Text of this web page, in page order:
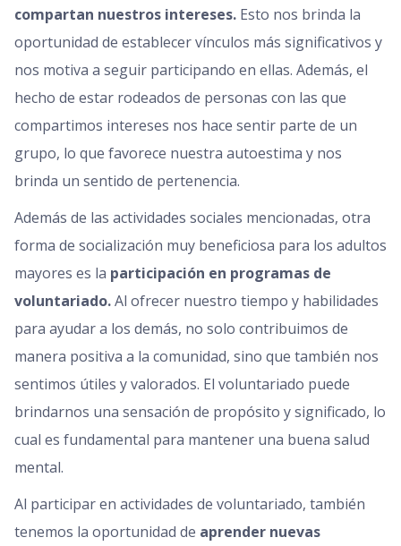
compartan nuestros intereses. Esto nos brinda la
oportunidad de establecer vínculos más significativos y
nos motiva a seguir participando en ellas. Además, el
hecho de estar rodeados de personas con las que
compartimos intereses nos hace sentir parte de un
grupo, lo que favorece nuestra autoestima y nos
brinda un sentido de pertenencia.
Además de las actividades sociales mencionadas, otra
forma de socialización muy beneficiosa para los adultos
mayores es la participación en programas de
voluntariado.Al ofrecer nuestro tiempo y habilidades
para ayudar a los demás, no solo contribuimos de
manera positiva a la comunidad, sino que también nos
sentimos útiles y valorados. El voluntariado puede
brindarnos una sensación de propósito y significado, lo
cual es fundamental para mantener una buena salud
mental.
Al participar en actividades de voluntariado, también
tenemos la oportunidad de aprender nuevas